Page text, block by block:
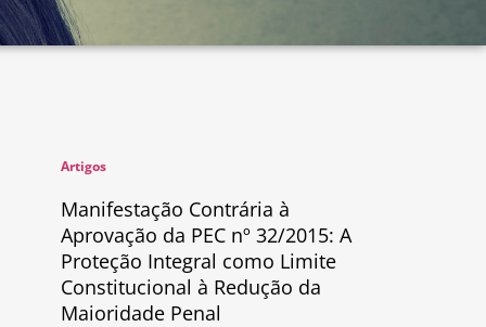
Artigos
Manifestação Contrária à
Aprovação da PEC nº 32/2015: A
Proteção Integral como Limite
Constitucional à Redução da
Maioridade Penal